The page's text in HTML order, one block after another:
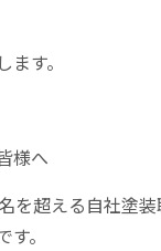
す。
様へ
名を超える自社塗
。